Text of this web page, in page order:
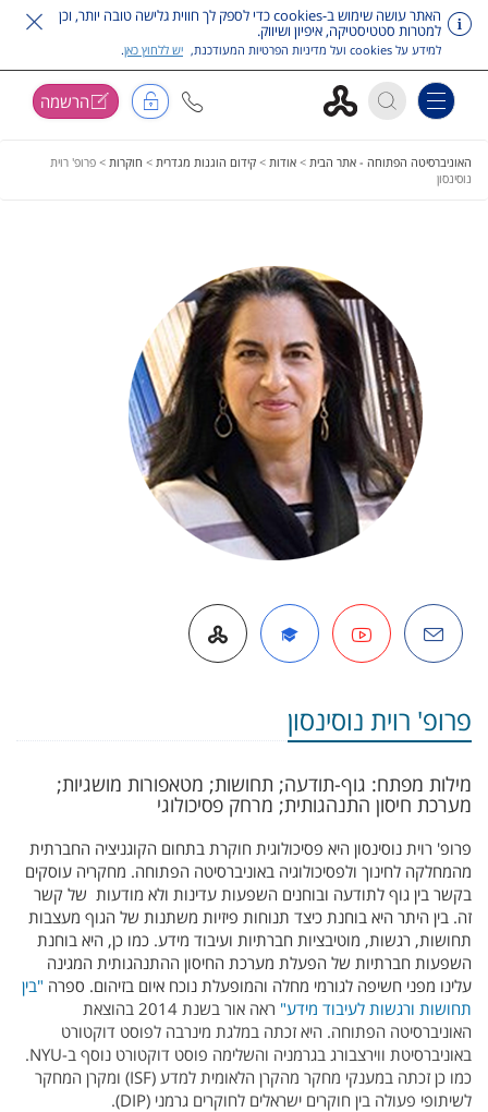
האתר עושה שימוש ב-cookies כדי לספק לך חווית גלישה טובה יותר, וכן
למטרות סטטיסטיקה, איפיון ושיווק.
למידע על cookies ועל מדיניות הפרטיות המעודכנת, יש ללחוץ כאן.
Toggle navigation הרשמה
האוניברסיטה הפתוחה - אתר הבית > אודות > קידום הוגנות מגדרית > חוקרות > פרופ' רוית
נוסינסון
דואל הרצאה מצולמתGoogle Scholarאתר אישי באופ
פרופ' רוית נוסינסון
מילות מפתח: גוף-תודעה; תחושות; מטאפורות מושגיות;
מערכת חיסון התנהגותית; מרחק פסיכולוגי
פרופ' רוית נוסינסון היא פסיכולוגית חוקרת בתחום הקוגניציה החברתית
מהמחלקה לחינוך ולפסיכולוגיה באוניברסיטה הפתוחה. מחקריה עוסקים
בקשר בין גוף לתודעה ובוחנים השפעות עדינות ולא מודעות של קשר
זה. בין היתר היא בוחנת כיצד תנוחות פיזיות משתנות של הגוף מעצבות
תחושות, רגשות, מוטיבציות חברתיות ועיבוד מידע. כמו כן, היא בוחנת
השפעות חברתיות של הפעלת מערכת החיסון ההתנהגותית המגינה
עלינו מפני חשיפה לגורמי מחלה והמופעלת נוכח איום בזיהום. ספרה "בין
תחושות ורגשות לעיבוד מידע"
ראה אור בשנת 2014 בהוצאת
האוניברסיטה הפתוחה. היא זכתה במלגת מינרבה לפוסט דוקטורט
באוניברסיטת ווירצבורג בגרמניה והשלימה פוסט דוקטורט נוסף ב-NYU.
כמו כן זכתה במענקי מחקר מהקרן הלאומית למדע (ISF) ומקרן המחקר
לשיתופי פעולה בין חוקרים ישראלים לחוקרים גרמני (DIP).